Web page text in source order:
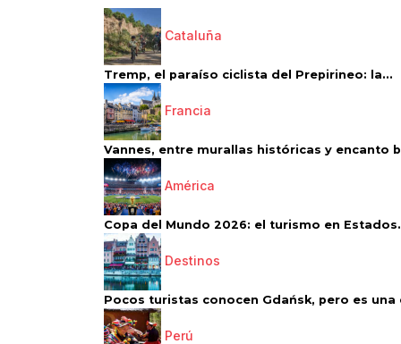
Cataluña
Tremp, el paraíso ciclista del Prepirineo: la...
Francia
Vannes, entre murallas históricas y encanto
América
Copa del Mundo 2026: el turismo en
Destinos
Pocos turistas conocen Gdańsk, pero es una
Perú